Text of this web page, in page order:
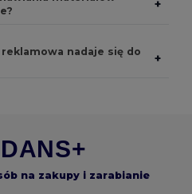
+
nadaje się do
+
na zakupy i zarabianie